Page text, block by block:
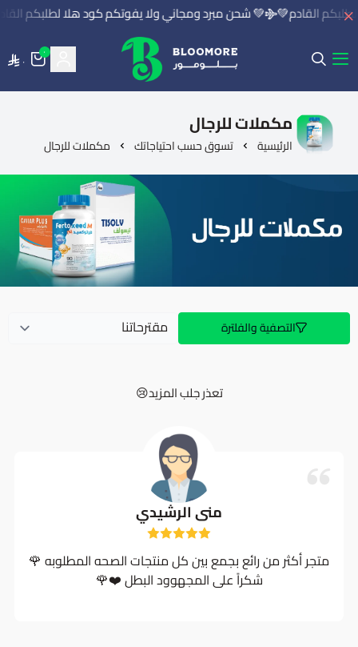
القادم💚 💚 شحن مبرد ومجاني ولا يفوتكم كود هلا لطلبكم
بلومور | BLOOMORE
٠
٠
مكملات للرجال
الرئيسية تسوق حسب احتياجاتك مكملات للرجال
التصفية والفلترة
تعذر جلب المزيد😢
منى الرشيدي
متجر أكثر من رائع بجمع بين كل منتجات الصحه المطلوبه 🌹
شكراً على المجهوود البطل ❤️🌹